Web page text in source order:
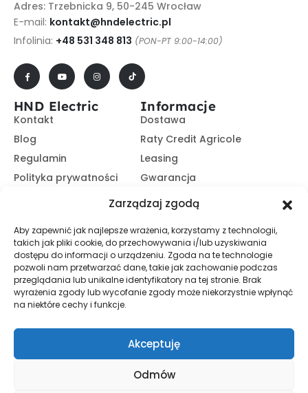
Zarządzaj zgodą
Aby zapewnić jak najlepsze wrażenia, korzystamy z technologii,
takich jak pliki cookie, do przechowywania i/lub uzyskiwania
dostępu do informacji o urządzeniu. Zgoda na te technologie
pozwoli nam przetwarzać dane, takie jak zachowanie podczas
przeglądania lub unikalne identyfikatory na tej stronie. Brak
wyrażenia zgody lub wycofanie zgody może niekorzystnie wpłynąć
na niektóre cechy i funkcje.
Akceptuję
Odmów
Adres: Trzebnicka 9, 50-245 Wrocław
E-mail: kontakt@hndelectric.pl
Infolinia: +48 531 348 813 (PON-PT 9:00-14:00)
HND Electric
Kontakt
Blog
Regulamin
Polityka prywatności
Informacje
Dostawa
Raty Credit Agricole
Leasing
Gwarancja
14 dni na zwrot
Program partnerski
Zasubskrybuj nasz Newsletter
Zapisz Się
© HND Electric. 2025 - Wszelkie prawa zastrzeżone